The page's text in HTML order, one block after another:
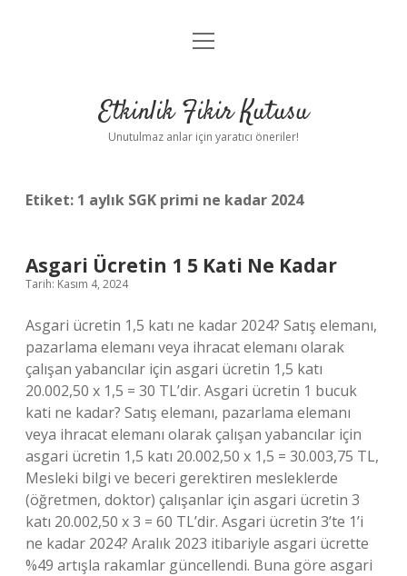
Anasayfa
Yasal Uyarı
menüyü
Etkinlik Fikir Kutusu
Unutulmaz anlar için yaratıcı öneriler!
Etiket: 1 aylık SGK primi ne kadar 2024
Asgari Ücretin 1 5 Kati Ne Kadar
Tarih: Kasım 4, 2024
Asgari ücretin 1,5 katı ne kadar 2024? Satış elemanı,
pazarlama elemanı veya ihracat elemanı olarak
çalışan yabancılar için asgari ücretin 1,5 katı
20.002,50 x 1,5 = 30 TL’dir. Asgari ücretin 1 bucuk
kati ne kadar? Satış elemanı, pazarlama elemanı
veya ihracat elemanı olarak çalışan yabancılar için
asgari ücretin 1,5 katı 20.002,50 x 1,5 = 30.003,75 TL,
Mesleki bilgi ve beceri gerektiren mesleklerde
(öğretmen, doktor) çalışanlar için asgari ücretin 3
katı 20.002,50 x 3 = 60 TL’dir. Asgari ücretin 3’te 1’i
ne kadar 2024? Aralık 2023 itibariyle asgari ücrette
%49 artışla rakamlar güncellendi. Buna göre asgari